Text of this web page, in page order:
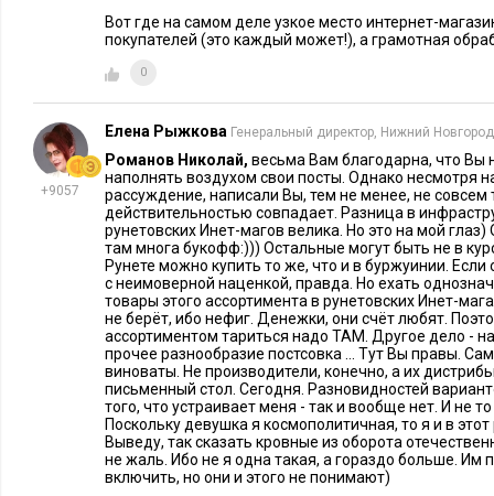
некоторых интернет-магазинах в 2008-2009 годах
просмотров: учащались ситуации, когда люди, попав на
одной-двух страниц.
удержание и стабилизация посетителей на сайте за счет
посетителям контрастных сервисов. В странах ЕС,
специализирующиеся на сертификации интернет-
направлена на анализ соответствия интернет-магазина не
безопасности, но и потребительскому комфорту. Один из
Euro-Label– оценивает актуальность,
законодательству предоставляемой интернет-магазином
Правило третье: придерживаться мультиканальной
Непрерывная коммуникация с целевой клиентской
посетителей – неотъемлемая составляющая роста выручки
Продвижение интернет-магазина требует много времени и
Вот где на самом деле узкое место интернет-
покупателей (это каждый может!), а грамотная
0
+9057
Елена Рыжкова Генеральный директор, Нижний Новгород
Романов Николай, весьма Вам благодарна, что Вы
наполнять воздухом свои посты. Однако несмотря
рассуждение, написали Вы, тем не менее, не совсем
действительностью совпадает. Разница в
рунетовских Инет-магов велика. Но это на мой
там многа букофф:))) Остальные могут быть не в
Рунете можно купить то же, что и в буржуинии. Если
с неимоверной наценкой, правда. Но ехать
товары этого ассортимента в рунетовских Инет-
не берёт, ибо нефиг. Денежки, они счёт любят.
ассортиментом тариться надо ТАМ. Другое дело -
прочее разнообразие постсовка ... Тут Вы правы.
виноваты. Не производители, конечно, а их
письменный стол. Сегодня. Разновидностей
того, что устраивает меня - так и вообще нет. И не
Поскольку девушка я космополитичная, то я и в
Выведу, так сказать кровные из оборота
не жаль. Ибо не я одна такая, а гораздо больше. Им
включить, но они и этого не понимают)